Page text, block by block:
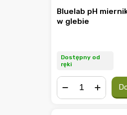
Bluelab pH
w glebie
Dostępny od
ręki